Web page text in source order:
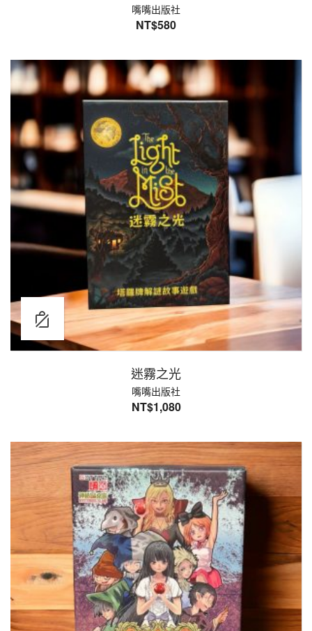
嘴嘴出版社
NT$580
迷霧之光
嘴嘴出版社
NT$1,080